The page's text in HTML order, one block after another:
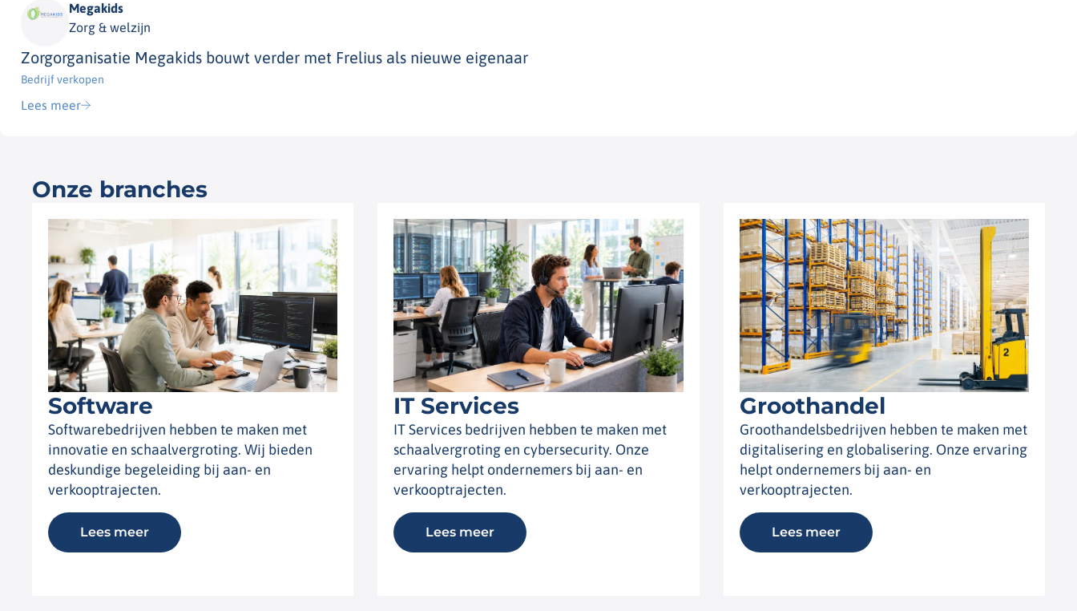
Megakids
Zorg & welzijn
Zorgorganisatie Megakids bouwt verder met Frelius als nieuwe eigenaar
Bedrijf verkopen​
Lees meer
Onze branches
Software
Softwarebedrijven hebben te maken met
innovatie en schaalvergroting. Wij bieden
deskundige begeleiding bij aan- en
verkooptrajecten.
Lees meer
IT Services
IT Services bedrijven hebben te maken met
schaalvergroting en cybersecurity. Onze
ervaring helpt ondernemers bij aan- en
verkooptrajecten.
Lees meer
Groothandel
Groothandelsbedrijven hebben te maken met
digitalisering en globalisering. Onze ervaring
helpt ondernemers bij aan- en
verkooptrajecten.
Lees meer